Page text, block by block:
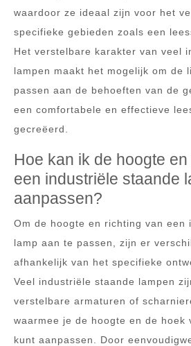
waardoor ze ideaal zijn voor het
specifieke gebieden zoals een
Het verstelbare karakter van veel
lampen maakt het mogelijk om de
passen aan de behoeften van de
een comfortabele en effectieve
gecreëerd.
Hoe kan ik de hoogte
een industriële staande
aanpassen?
Om de hoogte en richting van een
lamp aan te passen, zijn er
afhankelijk van het specifieke
Veel industriële staande lampen
verstelbare armaturen of
waarmee je de hoogte en de hoek
kunt aanpassen. Door